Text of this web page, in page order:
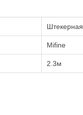
Штекерная
Mifine
2.3м